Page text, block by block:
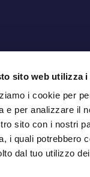
sito web utilizza i
i cookie per
e per analizzare il
sito con i nostri
i quali potrebbero
dal tuo utilizzo